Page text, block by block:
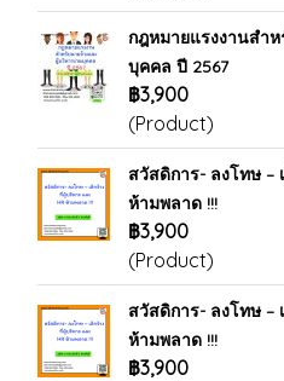
กฎหมายแรงงานสำ
บุคคล ปี 2567
฿3,900
(Product)
สวัสดิการ- ลงโทษ –
ห้ามพลาด !!!
฿3,900
(Product)
สวัสดิการ- ลงโทษ –
ห้ามพลาด !!!
฿3,900